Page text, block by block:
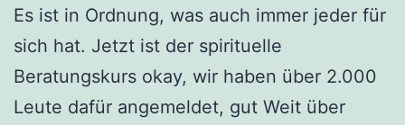
Es ist in Ordnung, was auch immer jeder für
sich hat. Jetzt ist der spirituelle
Beratungskurs okay, wir haben über 2.000
Leute dafür angemeldet, gut Weit über